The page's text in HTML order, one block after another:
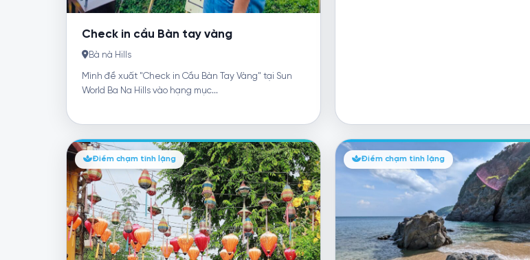
Check in cầu Bàn tay vàng
Bà nà Hills
Mình đề xuất "Check in Cầu Bàn Tay Vàng" tại Sun
World Ba Na Hills vào hạng mục...
Điểm chạm tĩnh lặng Điểm chạm tĩnh lặng